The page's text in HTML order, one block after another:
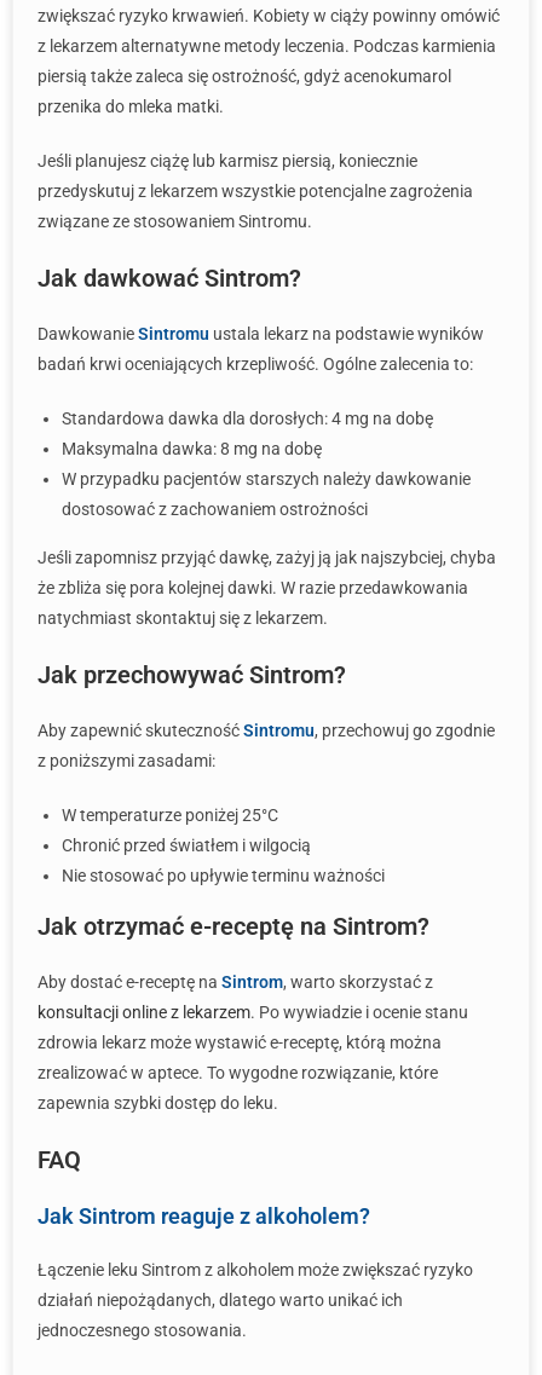
zwiększać ryzyko krwawień. Kobiety w ciąży powinny omówić
z lekarzem alternatywne metody leczenia. Podczas karmienia
piersią także zaleca się ostrożność, gdyż acenokumarol
przenika do mleka matki.
Jeśli planujesz ciążę lub karmisz piersią, koniecznie
przedyskutuj z lekarzem wszystkie potencjalne zagrożenia
związane ze stosowaniem Sintromu.
Jak dawkować Sintrom?
DawkowanieSintromu ustala lekarz na podstawie wyników
badań krwi oceniających krzepliwość. Ogólne zalecenia to:
Standardowa dawka dla dorosłych: 4 mg na dobę
Maksymalna dawka: 8 mg na dobę
W przypadku pacjentów starszych należy dawkowanie
dostosować z zachowaniem ostrożności
Jeśli zapomnisz przyjąć dawkę, zażyj ją jak najszybciej, chyba
że zbliża się pora kolejnej dawki. W razie przedawkowania
natychmiast skontaktuj się z lekarzem.
Jak przechowywać Sintrom?
Aby zapewnić skutecznośćSintromu, przechowuj go zgodnie
z poniższymi zasadami:
W temperaturze poniżej 25°C
Chronić przed światłem i wilgocią
Nie stosować po upływie terminu ważności
Jak otrzymać e-receptę na Sintrom?
Aby dostać e-receptę na Sintrom, warto skorzystać z
konsultacji online z lekarzem. Po wywiadzie i ocenie stanu
zdrowia lekarz może wystawić e-receptę, którą można
zrealizować w aptece. To wygodne rozwiązanie, które
zapewnia szybki dostęp do leku.
FAQ
Jak Sintrom reaguje z alkoholem?
Łączenie leku Sintrom z alkoholem może zwiększać ryzyko
działań niepożądanych, dlatego warto unikać ich
jednoczesnego stosowania.